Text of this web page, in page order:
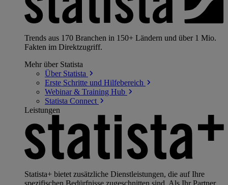
Trends aus 170 Branchen in 150+ Ländern und über 1 Mio.
Fakten im Direktzugriff.
Mehr über Statista
Über Statista
Erste Schritte und Hilfebereich
Webinar & Training Hub
Statista Connect
Leistungen
Statista+ bietet zusätzliche Dienstleistungen, die auf Ihre
spezifischen Bedürfnisse zugeschnitten sind. Als Ihr Partner